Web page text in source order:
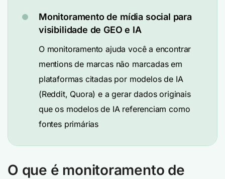
Monitoramento de mídia social para
visibilidade de GEO e IA
O monitoramento ajuda você a encontrar
mentions de marcas não marcadas em
plataformas citadas por modelos de IA
(Reddit, Quora) e a gerar dados originais
que os modelos de IA referenciam como
fontes primárias
O que é monitoramento de